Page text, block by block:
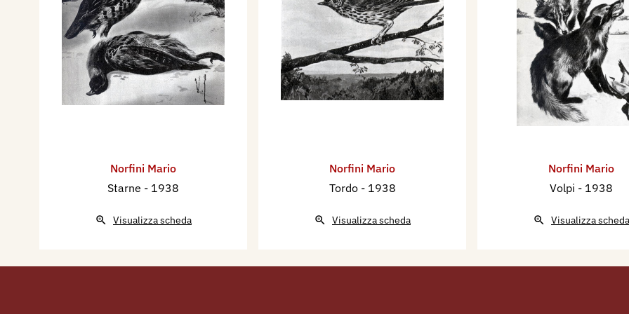
Norfini Mario
Starne - 1938
Visualizza scheda
Norfini Mario
Tordo - 1938
Visualizza scheda
Norfini Mario
Volpi - 1938
Visualizza scheda